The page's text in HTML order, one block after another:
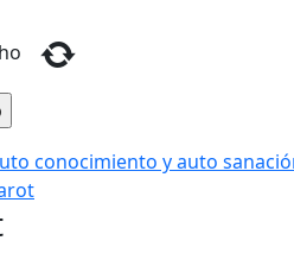
conocimiento y auto